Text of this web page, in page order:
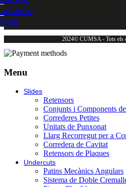
2024© CUMSA - Tots els
Menu
Slides
Retensors
Conjunts i Components
Correderes Petites
Unitats de Punxonat
Llarg Recorregut per a
Corredera de Cavitat
Retensors de Plaques
Undercuts
Patins Mecànics Angulars
Sistema de Doble